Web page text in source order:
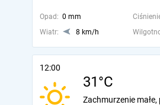
Opad: 0 mm
Wiatr:
8 km/h
12:00
31°C
Zachmurzenie